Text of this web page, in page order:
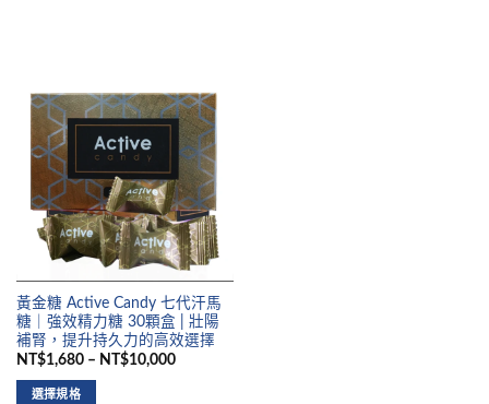
黃金糖 Active Candy 七代汗馬
糖｜強效精力糖 30顆盒 | 壯陽
補腎，提升持久力的高效選擇
NT$1,680 – NT$10,000
選擇規格